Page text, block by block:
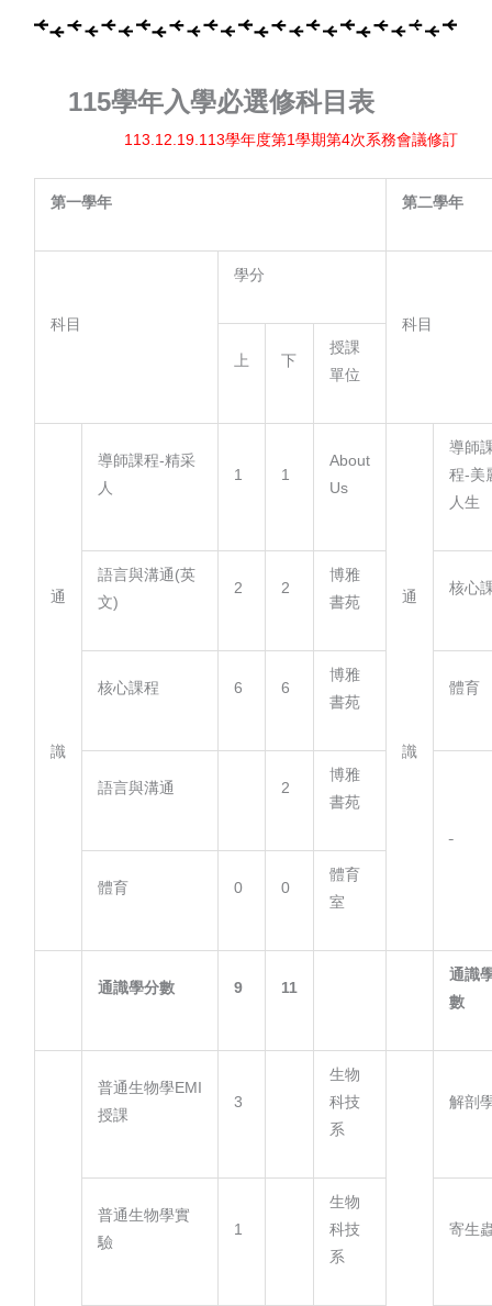
115學年入學必選修科目表
113.12.19.113學年度第1學期第4次系務會議修訂
第一學年 第二學年
科目
學分
科目
上 下
授課
單位
通
識
導師課程-精采
人
1 1
About
Us
通
識
導師
程-美
人生
語言與溝通(英
文)
2 2
博雅
書苑
核心
核心課程 6 6
博雅
書苑
體育
語言與溝通 2
博雅
書苑
體育 0 0
體育
室
通識學分數 9 11
通識
數
普通生物學EMI
授課
3
生物
科技
系
解剖
普通生物學實
驗
1
生物
科技
系
寄生